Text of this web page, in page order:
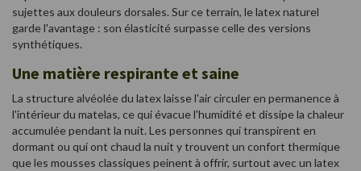
sujettes aux douleurs dorsales. Sur ce terrain, le latex naturel
garde l'avantage : son élasticité surpasse celle des versions
synthétiques.
Une matière respirante et saine
La structure alvéolée du latex laisse l'air circuler en permanence à
l'intérieur du matelas, ce qui évacue l'humidité et dissipe la chaleur
accumulée pendant la nuit. Les personnes qui transpirent en
dormant ou qui ont chaud la nuit y trouvent un confort thermique
que les mousses classiques peinent à offrir, surtout avec un latex